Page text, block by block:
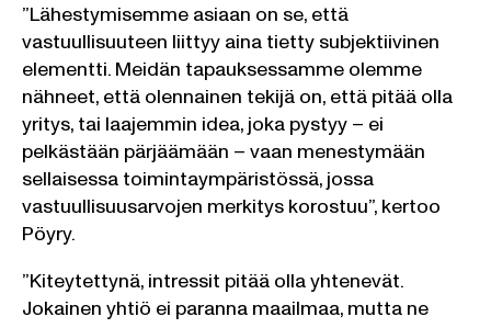
”Lähestymisemme asiaan on se, että
vastuullisuuteen liittyy aina tietty subjektiivinen
elementti. Meidän tapauksessamme olemme
nähneet, että olennainen tekijä on, että pitää olla
yritys, tai laajemmin idea, joka pystyy – ei
pelkästään pärjäämään – vaan menestymään
sellaisessa toimintaympäristössä, jossa
vastuullisuusarvojen merkitys korostuu”, kertoo
Pöyry.
”Kiteytettynä, intressit pitää olla yhtenevät.
Jokainen yhtiö ei paranna maailmaa, mutta ne